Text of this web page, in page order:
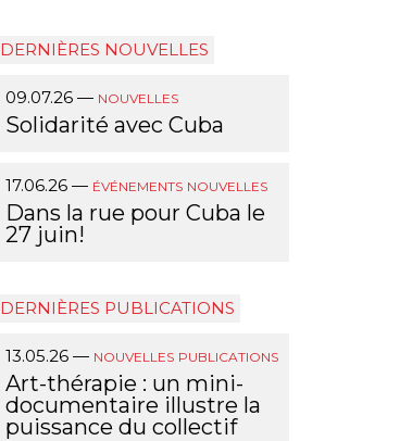
DERNIÈRES NOUVELLES
09.07.26— NOUVELLES
Solidarité avec Cuba
17.06.26— ÉVÉNEMENTS NOUVELLES
Dans la rue pour Cuba le
27 juin!
DERNIÈRES PUBLICATIONS
13.05.26— NOUVELLES PUBLICATIONS
Art-thérapie : un mini-
documentaire illustre la
puissance du collectif